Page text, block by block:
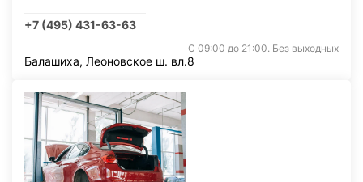
+7 (495) 431-63-63
С 09:00 до 21:00. Без выходных
Балашиха, Леоновское ш. вл.8